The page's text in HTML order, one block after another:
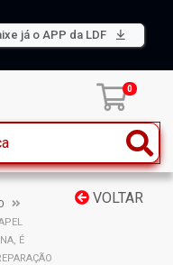
já o APP da LDF
0
VOLTAR
É